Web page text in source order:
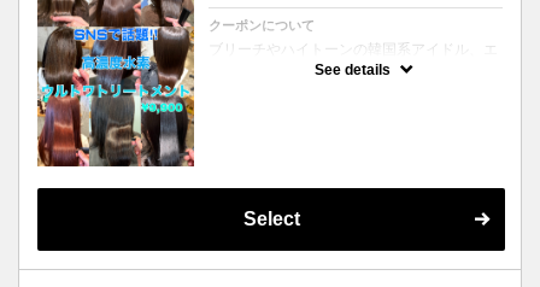
クーポンについて
ブリーチやハイトーンの韓国系アイドル、エ
イジング毛にお悩みの美魔女も夢中！全ての
See details
Select